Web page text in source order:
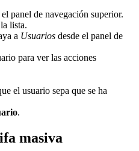
el panel de navegación superior.
lista.
a Usuarios desde el panel de
para ver las acciones
el usuario sepa que se ha
.
masiva